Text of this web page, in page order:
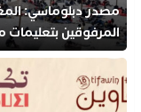
مصدر دبلوماسي:
المرفوقين بتعليمات